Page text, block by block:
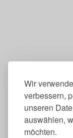
Wir
verbessern,
unseren
auswählen,
möchten.